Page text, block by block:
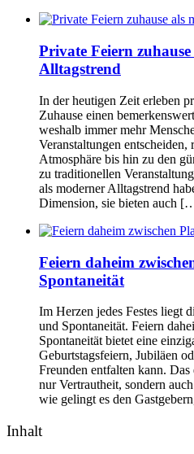
Private Feiern
Alltagstrend
In der heutigen Zeit erleben
Zuhause einen
weshalb immer mehr
Veranstaltungen
Atmosphäre bis hin zu den
zu traditionellen
als moderner Alltagstrend
Dimension, sie bieten auch
Feiern daheim
Spontaneität
Im Herzen jedes Festes liegt
und Spontaneität. Feiern
Spontaneität bietet eine
Geburtstagsfeiern, Jubiläen
Freunden entfalten kann.
nur Vertrautheit, sondern
wie gelingt es den
Inhalt